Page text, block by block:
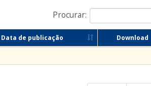
Procurar:
Data de publicação Download